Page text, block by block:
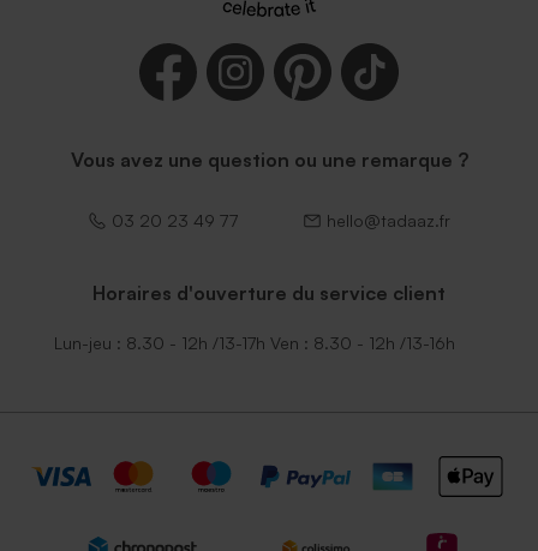
Vous avez une question ou une remarque ?
03 20 23 49 77 hello@tadaaz.fr
Horaires d'ouverture du service client
Lun-jeu : 8.30 - 12h /13-17h Ven : 8.30 - 12h /13-16h